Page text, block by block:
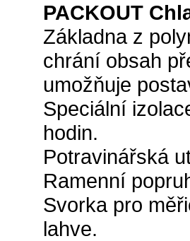
PACKOUT
Základna z
chrání obsah
umožňuje
Speciální
hodin.
Potravinářská
Ramenní
Svorka pro
lahve.